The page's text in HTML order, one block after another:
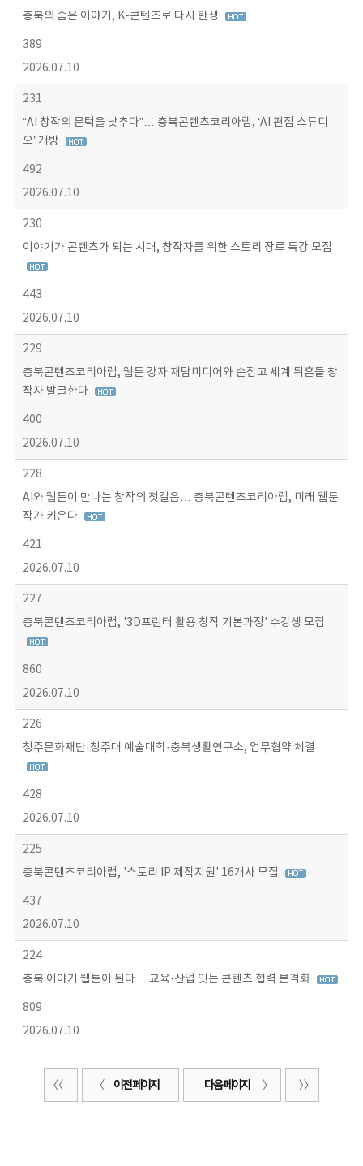
충북의 숨은 이야기, K-콘텐츠로 다시 탄생
389
2026.07.10
231
“AI 창작의 문턱을 낮추다”… 충북콘텐츠코리아랩, ‘AI 편집 스튜디
오’ 개방
492
2026.07.10
230
이야기가 콘텐츠가 되는 시대, 창작자를 위한 스토리 장르 특강 모집
443
2026.07.10
229
충북콘텐츠코리아랩, 웹툰 강자 재담미디어와 손잡고 세계 뒤흔들 창
작자 발굴한다
400
2026.07.10
228
AI와 웹툰이 만나는 창작의 첫걸음… 충북콘텐츠코리아랩, 미래 웹툰
작가 키운다
421
2026.07.10
227
충북콘텐츠코리아랩, '3D프린터 활용 창작 기본과정' 수강생 모집
860
2026.07.10
226
청주문화재단·청주대 예술대학·충북생활연구소, 업무협약 체결
428
2026.07.10
225
충북콘텐츠코리아랩, '스토리 IP 제작지원' 16개사 모집
437
2026.07.10
224
충북 이야기 웹툰이 된다… 교육·산업 잇는 콘텐츠 협력 본격화
809
2026.07.10
이전 페이지 다음 페이지